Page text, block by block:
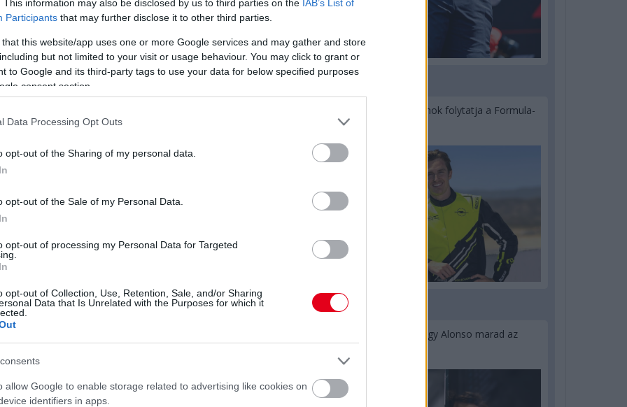
This information may also be disclosed by us to third parties on the IAB’s List of
Participants that may further disclose it to other third parties.
that this website/app uses one or more Google services and may gather and store
but not limited to your visit or usage behaviour. You may click to grant or
to Google and its third-party tags to use your data for below specified purposes
consent section.
Data Processing Opt Outs
opt-out of the Sharing of my personal data.
opt-out of the Sale of my Personal Data.
opt-out of processing my Personal Data for Targeted
opt-out of Collection, Use, Retention, Sale, and/or Sharing
Data that Is Unrelated with the Purposes for which it
allow Google to enable storage related to advertising like cookies on
identifiers in apps.
helyen, mögöttük Frijns menekül a Jota elől. Az utolsó
nem lesz Le Mans-i kategóriagyőztes! Éles csata az
Újabb korábbi F2-es bajnok folytatja a Formula-
E-ben
2 napja
Newey biztos benne, hogy Alonso marad az